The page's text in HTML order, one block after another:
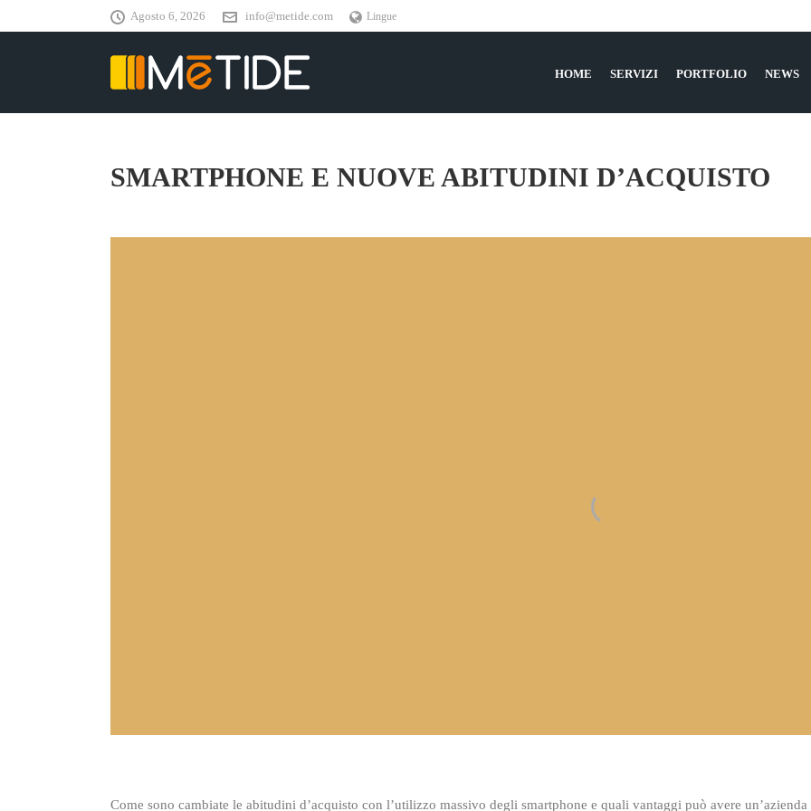
Agosto 6, 2026 info@metide.com Lingue
HOME SERVIZI PORTFOLIO NEWS
SMARTPHONE E NUOVE ABITUDINI D’ACQUISTO
che cosa cambia nella relazione tra brand e
Come sono cambiate le abitudini d’acquisto con l’utilizzo massivo degli smartphone e quali vantaggi può avere